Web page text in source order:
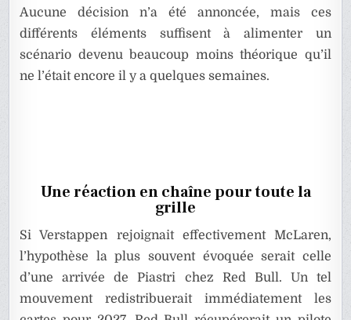
Aucune décision n’a été annoncée, mais ces
différents éléments suffisent à alimenter un
scénario devenu beaucoup moins théorique qu’il
ne l’était encore il y a quelques semaines.
Une réaction en chaîne pour toute la
grille
Si Verstappen rejoignait effectivement McLaren,
l’hypothèse la plus souvent évoquée serait celle
d’une arrivée de Piastri chez Red Bull. Un tel
mouvement redistribuerait immédiatement les